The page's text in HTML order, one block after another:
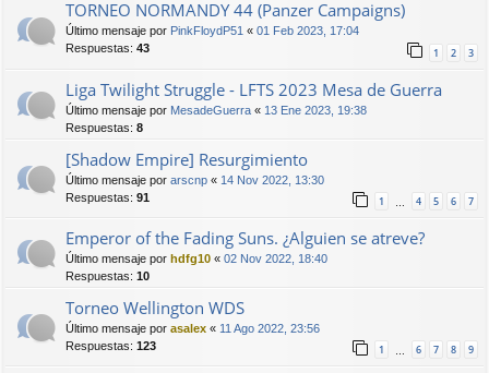
TORNEO NORMANDY 44 (Panzer Campaigns)
Último mensaje por PinkFloydP51 « 01 Feb 2023, 17:04
Respuestas: 43 1 2 3
Liga Twilight Struggle - LFTS 2023 Mesa de Guerra
Último mensaje por MesadeGuerra « 13 Ene 2023, 19:38
Respuestas: 8
[Shadow Empire] Resurgimiento
Último mensaje por arscnp « 14 Nov 2022, 13:30
Respuestas: 91 1 4 5 6 7
Emperor of the Fading Suns. ¿Alguien se atreve?
Último mensaje por hdfg10 « 02 Nov 2022, 18:40
Respuestas: 10
Torneo Wellington WDS
Último mensaje por asalex « 11 Ago 2022, 23:56
Respuestas: 123 1 6 7 8 9